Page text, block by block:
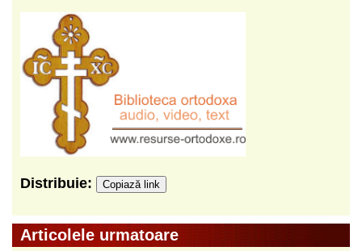
Distribuie: Copiază link
Articolele urmatoare